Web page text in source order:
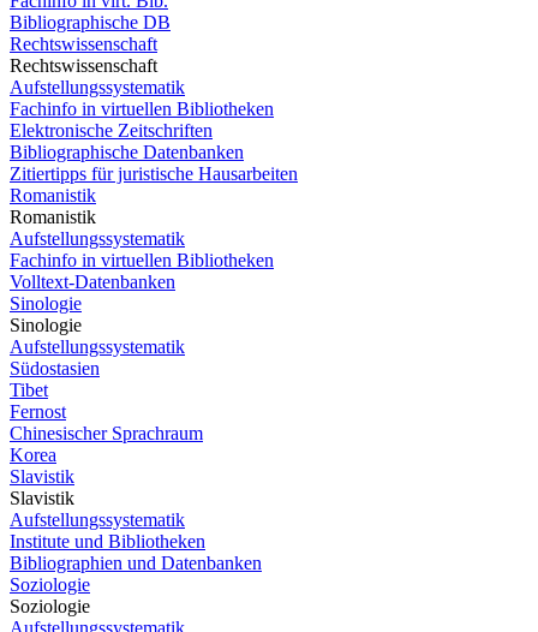
Bibliographische DB
Rechtswissenschaft
Rechtswissenschaft
Aufstellungssystematik
Fachinfo in virtuellen Bibliotheken
Elektronische Zeitschriften
Bibliographische Datenbanken
Zitiertipps für juristische Hausarbeiten
Romanistik
Romanistik
Aufstellungssystematik
Fachinfo in virtuellen Bibliotheken
Volltext-Datenbanken
Sinologie
Sinologie
Aufstellungssystematik
Südostasien
Tibet
Fernost
Chinesischer Sprachraum
Korea
Slavistik
Slavistik
Aufstellungssystematik
Institute und Bibliotheken
Bibliographien und Datenbanken
Soziologie
Soziologie
Aufstellungssystematik